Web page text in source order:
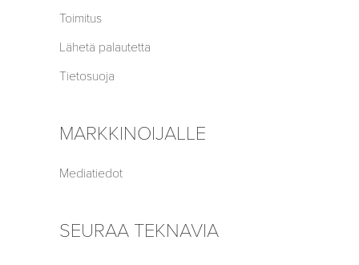
Toimitus
Lähetä palautetta
Tietosuoja
MARKKINOIJALLE
Mediatiedot
SEURAA TEKNAVIA